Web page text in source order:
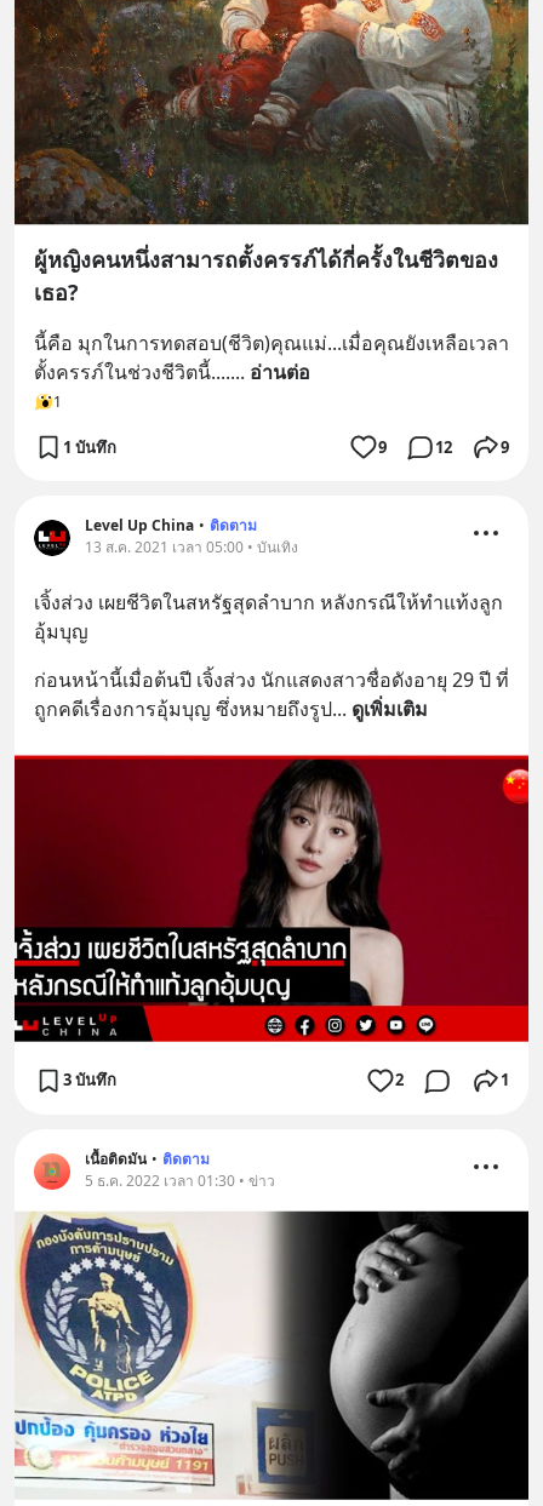
ผู้หญิงคนหนึ่งสามารถตั้งครรภ์ได้กี่ครั้งในชีวิตของ
เธอ?
นี้คือ มุกในการทดสอบ(ชีวิต)คุณแม่...เมื่อคุณยังเหลือเวลา
ตั้งครรภ์ในช่วงชีวิตนี้....... อ่านต่อ
1
1 บันทึก 9 12 9
Level Up China • ติดตาม
13 ส.ค. 2021 เวลา 05:00 • บันเทิง
เจิ้งส่วง เผยชีวิตในสหรัฐสุดลำบาก หลังกรณีให้ทำแท้งลูก
อุ้มบุญ
ก่อนหน้านี้เมื่อต้นปี เจิ้งส่วง นักแสดงสาวชื่อดังอายุ 29 ปี ที่
ถูกคดีเรื่องการอุ้มบุญ ซึ่งหมายถึงรูป... ดูเพิ่มเติม
3 บันทึก 2 1
เนื้อติดมัน • ติดตาม
5 ธ.ค. 2022 เวลา 01:30 • ข่าว